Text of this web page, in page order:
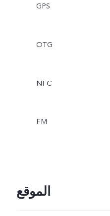
GPS
OTG
NFC
FM
الموقع